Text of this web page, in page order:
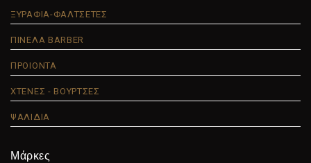
ΞΥΡΑΦΙΑ-ΦΑΛΤΣΕΤΕΣ
ΠΙΝΕΛΑ BARBER
ΠΡΟΙΟΝΤΑ
ΧΤΕΝΕΣ - ΒΟΥΡΤΣΕΣ
ΨΑΛΙΔΙΑ
Μάρκες